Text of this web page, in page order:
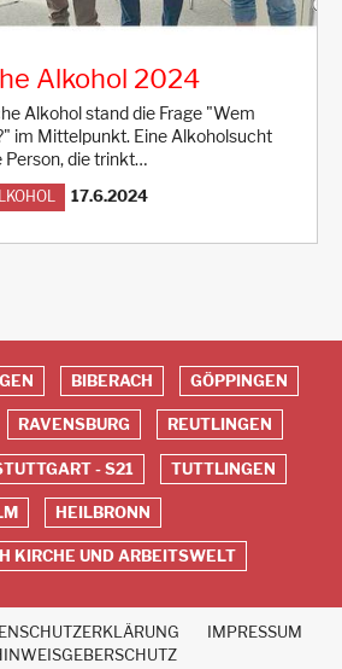
Alkohol 2024
Alkohol stand die Frage "Wem
im Mittelpunkt. Eine Alkoholsucht
die trinkt…
17.6.2024
BIBERACH GÖPPINGEN
RAVENSBURG REUTLINGEN
- S21 TUTTLINGEN
HEILBRONN
KIRCHE UND ARBEITSWELT
IMPRESSUM